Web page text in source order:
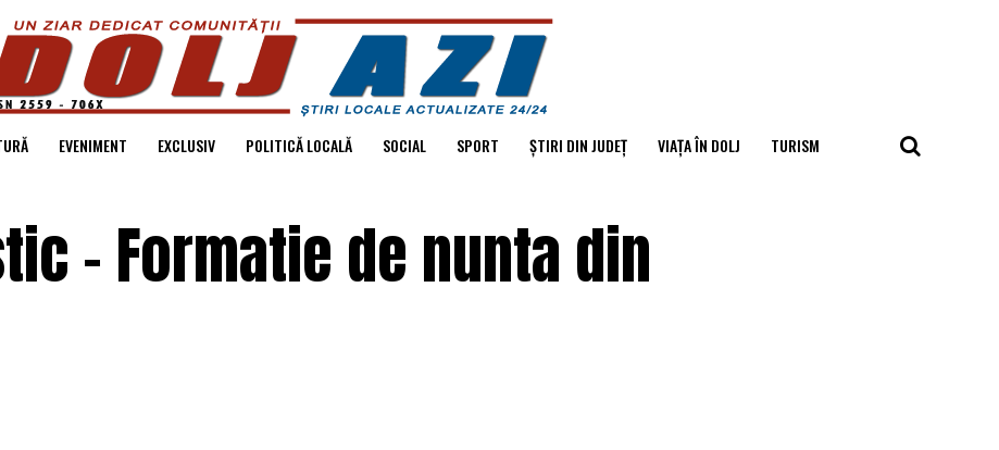
EVENIMENT EXCLUSIV POLITICĂ LOCALĂ SOCIAL SPORT ȘTIRI DIN JUDEȚ VIAȚA ÎN DOLJ TURISM
– Formatie de nunta din